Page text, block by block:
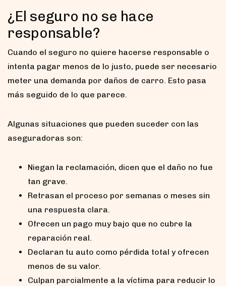
¿El seguro no se hace
responsable?
Cuando el seguro no quiere hacerse responsable o
intenta pagar menos de lo justo, puede ser necesario
meter una demanda por daños de carro. Esto pasa
más seguido de lo que parece.
Algunas situaciones que pueden suceder con las
aseguradoras son:
Niegan la reclamación, dicen que el daño no fue
tan grave.
Retrasan el proceso por semanas o meses sin
una respuesta clara.
Ofrecen un pago muy bajo que no cubre la
reparación real.
Declaran tu auto como pérdida total y ofrecen
menos de su valor.
Culpan parcialmente a la víctima para reducir lo